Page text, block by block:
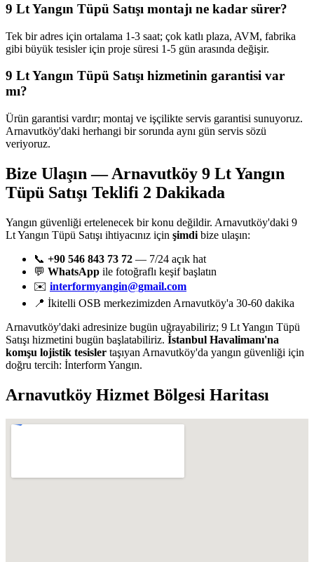
9 Lt Yangın Tüpü Satışı montajı ne kadar sürer?
Tek bir adres için ortalama 1-3 saat; çok katlı plaza, AVM, fabrika
gibi büyük tesisler için proje süresi 1-5 gün arasında değişir.
9 Lt Yangın Tüpü Satışı hizmetinin garantisi var
mı?
Ürün garantisi vardır; montaj ve işçilikte servis garantisi sunuyoruz.
Arnavutköy'daki herhangi bir sorunda aynı gün servis sözü
veriyoruz.
Bize Ulaşın — Arnavutköy 9 Lt Yangın
Tüpü Satışı Teklifi 2 Dakikada
Yangın güvenliği ertelenecek bir konu değildir. Arnavutköy'daki 9
Lt Yangın Tüpü Satışı ihtiyacınız için şimdi bize ulaşın:
📞 +90 546 843 73 72 — 7/24 açık hat
💬 WhatsApp ile fotoğraflı keşif başlatın
✉️ interformyangin@gmail.com
📍 İkitelli OSB merkezimizden Arnavutköy'a 30-60 dakika
Arnavutköy'daki adresinize bugün uğrayabiliriz; 9 Lt Yangın Tüpü
Satışı hizmetini bugün başlatabiliriz. İstanbul Havalimanı'na
komşu lojistik tesisler taşıyan Arnavutköy'da yangın güvenliği için
doğru tercih: İnterform Yangın.
Arnavutköy Hizmet Bölgesi Haritası